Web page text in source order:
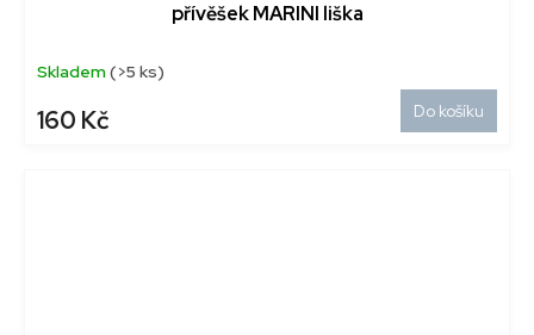
přívěšek MARINI liška
Skladem(>5 ks)
160 Kč Do košíku